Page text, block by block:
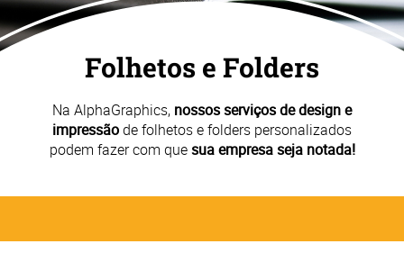
Folhetos e Folders
Na AlphaGraphics, nossos serviços de design e
impressãode folhetos e folders personalizados
podem fazer com quesua empresa seja notada!